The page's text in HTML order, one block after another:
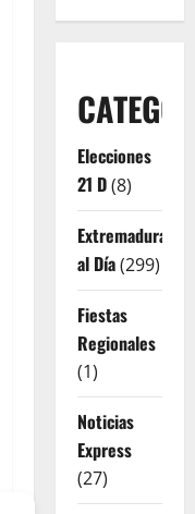
Elecciones
21 D(8)
Extremadura
al Día(299)
Fiestas
Regionales
(1)
Noticias
Express
(27)